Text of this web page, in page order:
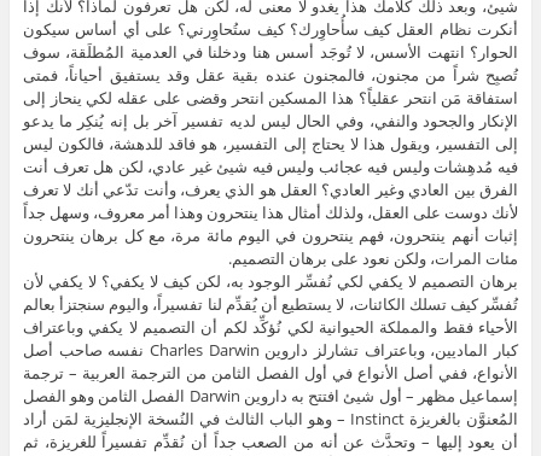
شيئ، وبعد ذلك كلامك هذا يغدو لا معنى له، لكن هل تعرفون لماذا؟ لأنك إذا
أنكرت نظام العقل كيف سأُحاوِرك؟ كيف ستُحاوِرني؟ على أي أساس سيكون
الحوار؟ انتهت الأسس، لا تُوجَد أسس هنا ودخلنا في العدمية المُطلَقة، سوف
تُصبِح شراً من مجنون، فالمجنون عنده بقية عقل وقد يستفيق أحياناً، فمتى
استفاقة مَن انتحر عقلياً؟ هذا المسكين انتحر وقضى على عقله لكي ينحاز إلى
الإنكار والجحود والنفي، وفي الحال ليس لديه تفسير آخر بل إنه يُنكِر ما يدعو
إلى التفسير، ويقول هذا لا يحتاج إلى التفسير، هو فاقد للدهشة، فالكون ليس
فيه مُدهِشات وليس فيه عجائب وليس فيه شيئ غير عادي، لكن هل تعرف أنت
الفرق بين العادي وغير العادي؟ العقل هو الذي يعرف، وأنت تدّعي أنك لا تعرف
لأنك دوست على العقل، ولذلك أمثال هذا ينتحرون وهذا أمر معروف، وسهل جداً
إثبات أنهم ينتحرون، فهم ينتحرون في اليوم مائة مرة، مع كل برهان ينتحرون
مئات المرات، ولكن نعود على برهان التصميم.
برهان التصميم لا يكفي لكي نُفسِّر الوجود به، لكن كيف لا يكفي؟ لا يكفي لأن
تُفسِّر كيف تسلك الكائنات، لا يستطيع أن يُقدِّم لنا تفسيراً، واليوم سنجتزأ بعالم
الأحياء فقط والمملكة الحيوانية لكي نُؤكِّد لكم أن التصميم لا يكفي وباعتراف
كبار الماديين، وباعتراف تشارلز داروين Charles Darwin نفسه صاحب أصل
الأنواع، ففي أصل الأنواع في أول الفصل الثامن من الترجمة العربية – ترجمة
إسماعيل مظهر – أول شيئ افتتح به داروين Darwin الفصل الثامن وهو الفصل
المُعنوَّن بالغريزة Instinct – وهو الباب الثالث في النُسخة الإنجليزية لمَن أراد
أن يعود إليها – وتحدَّث عن أنه من الصعب جداً أن نُقدِّم تفسيراً للغريزة، ثم